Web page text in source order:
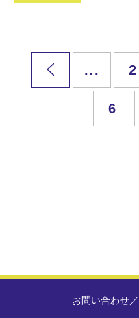
... 2
6
お問い合わせ／